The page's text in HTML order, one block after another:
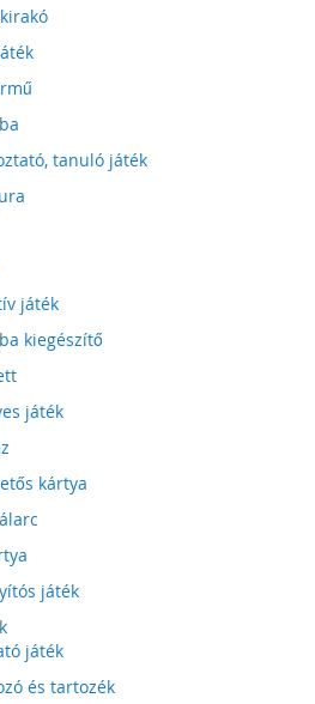
tanuló játék
játék
kiegészítő
játék
kártya
játék
játék
és tartozék